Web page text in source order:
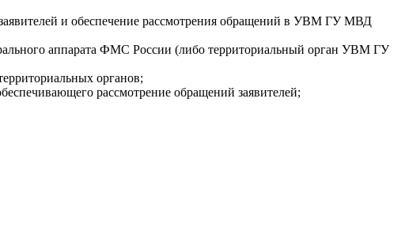
и обеспечение рассмотрения обращений в УВМ ГУ МВД
аппарата ФМС России (либо территориальный орган УВМ ГУ
органов;
рассмотрение обращений заявителей;